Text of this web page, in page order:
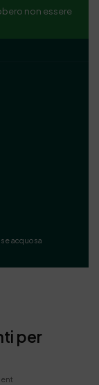
non essere
acquosa
per